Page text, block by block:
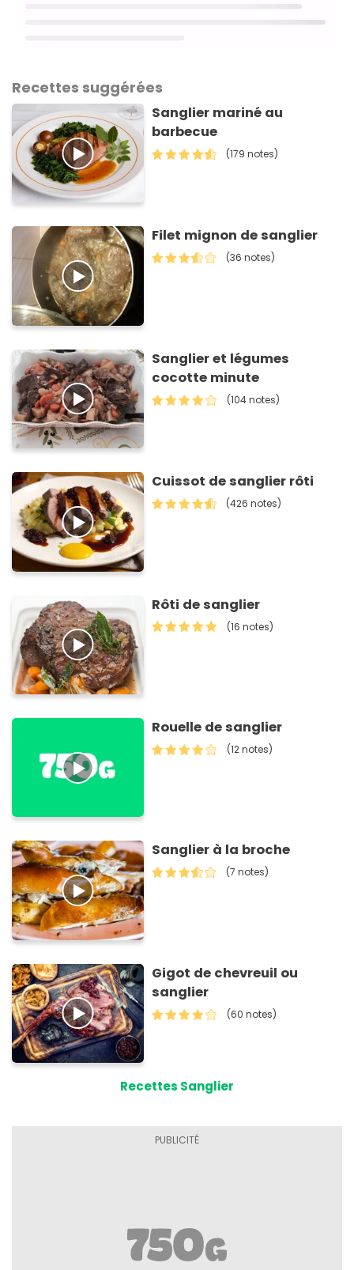
Recettes suggérées
Sanglier mariné au
barbecue
(179 notes)
Filet mignon de sanglier
(36 notes)
Sanglier et légumes
cocotte minute
(104 notes)
Cuissot de sanglier rôti
(426 notes)
Rôti de sanglier
(16 notes)
Rouelle de sanglier
(12 notes)
Sanglier à la broche
(7 notes)
Gigot de chevreuil ou
sanglier
(60 notes)
Recettes Sanglier